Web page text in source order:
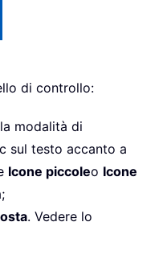
di controllo:
modalità di
sul testo accanto a
Icone piccoleo Icone
. Vedere lo